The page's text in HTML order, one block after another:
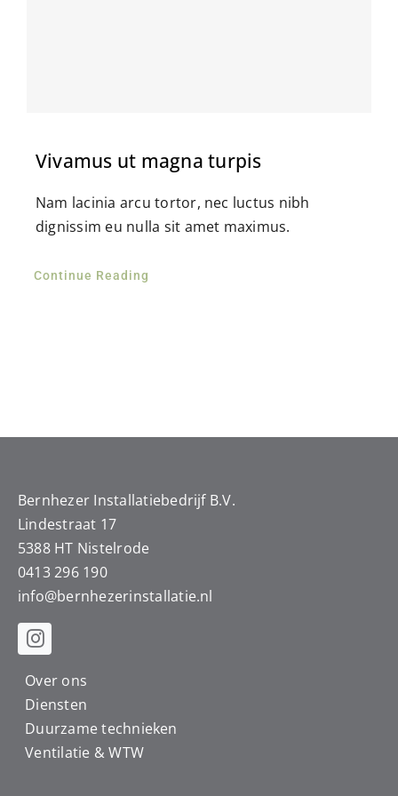
Vivamus ut magna turpis
Nam lacinia arcu tortor, nec luctus nibh
dignissim eu nulla sit amet maximus.
Continue Reading
Bernhezer Installatiebedrijf B.V.
Lindestraat 17
5388 HT Nistelrode
0413 296 190
info@bernhezerinstallatie.nl
Over ons
Diensten
Duurzame technieken
Ventilatie & WTW